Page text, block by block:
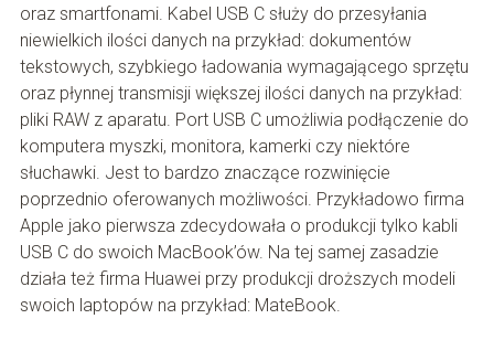
oraz smartfonami. Kabel USB C służy do przesyłania
niewielkich ilości danych na przykład: dokumentów
tekstowych, szybkiego ładowania wymagającego sprzętu
oraz płynnej transmisji większej ilości danych na przykład:
pliki RAW z aparatu. Port USB C umożliwia podłączenie do
komputera myszki, monitora, kamerki czy niektóre
słuchawki. Jest to bardzo znaczące rozwinięcie
poprzednio oferowanych możliwości. Przykładowo firma
Apple jako pierwsza zdecydowała o produkcji tylko kabli
USB C do swoich MacBook’ów. Na tej samej zasadzie
działa też firma Huawei przy produkcji droższych modeli
swoich laptopów na przykład: MateBook.